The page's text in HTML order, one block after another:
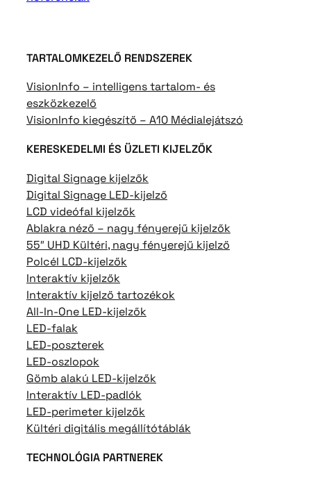
TARTALOMKEZELŐ RENDSZEREK
VisionInfo – intelligens tartalom- és
eszközkezelő
VisionInfo kiegészítő – A10 Médialejátszó
KERESKEDELMI ÉS ÜZLETI KIJELZŐK
Digital Signage kijelzők
Digital Signage LED-kijelző
LCD videófal kijelzők
Ablakra néző – nagy fényerejű kijelzők
55″ UHD Kültéri, nagy fényerejű kijelző
Polcél LCD-kijelzők
Interaktív kijelzők
Interaktív kijelző tartozékok
All-In-One LED-kijelzők
LED-falak
LED-poszterek
LED-oszlopok
Gömb alakú LED-kijelzők
Interaktív LED-padlók
LED-perimeter kijelzők
Kültéri digitális megállítótáblák
TECHNOLÓGIA PARTNEREK